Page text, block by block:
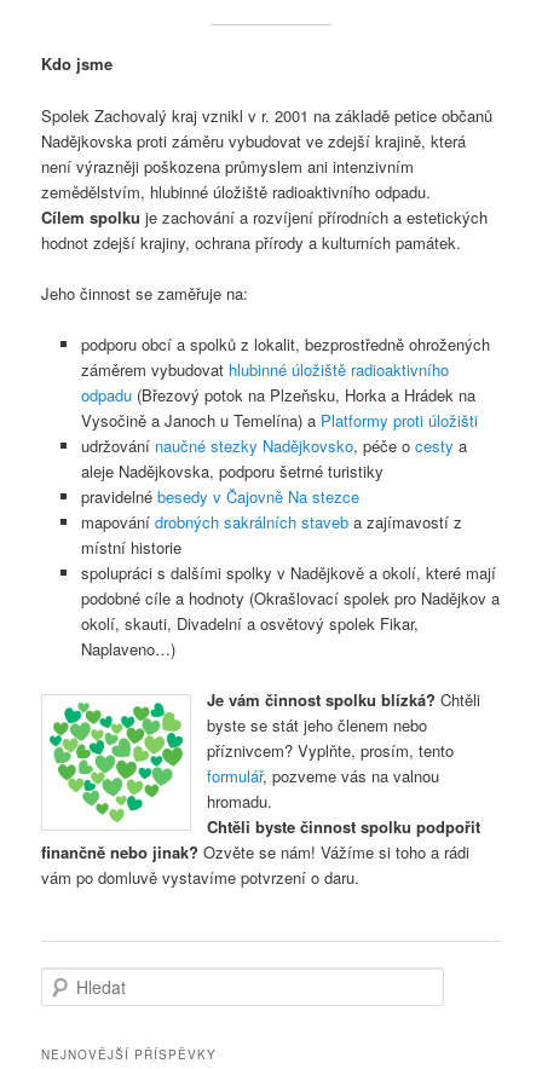
Kdo jsme
Spolek Zachovalý kraj vznikl v r. 2001 na základě petice občanů
Nadějkovska proti záměru vybudovat ve zdejší krajině, která
není výrazněji poškozena průmyslem ani intenzivním
zemědělstvím, hlubinné úložiště radioaktivního odpadu.
Cílem spolkuje zachování a rozvíjení přírodních a estetických
hodnot zdejší krajiny, ochrana přírody a kulturních památek.
Jeho činnost se zaměřuje na:
podporu obcí a spolků z lokalit, bezprostředně ohrožených
záměrem vybudovat hlubinné úložiště radioaktivního
odpadu(Březový potok na Plzeňsku, Horka a Hrádek na
Vysočině a Janoch u Temelína) a Platformy proti úložišti
udržování naučné stezky Nadějkovsko, péče o cesty a
aleje Nadějkovska, podporu šetrné turistiky
pravidelné besedy v Čajovně Na stezce
mapování drobných sakrálních staveba zajímavostí z
místní historie
spolupráci s dalšími spolky v Nadějkově a okolí, které mají
podobné cíle a hodnoty (Okrašlovací spolek pro Nadějkov a
okolí, skauti, Divadelní a osvětový spolek Fikar,
Naplaveno…)
Je vám činnost spolku blízká? Chtěli
byste se stát jeho členem nebo
příznivcem? Vyplňte, prosím, tento
formulář, pozveme vás na valnou
hromadu.
Chtěli byste činnost spolku podpořit
finančně nebo jinak? Ozvěte se nám! Vážíme si toho a rádi
vám po domluvě vystavíme potvrzení o daru.
l
d
NEJNOVĚJŠÍ PŘÍSPĚVKY